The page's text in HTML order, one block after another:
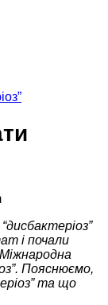
і почали
Пояснюємо,
та що